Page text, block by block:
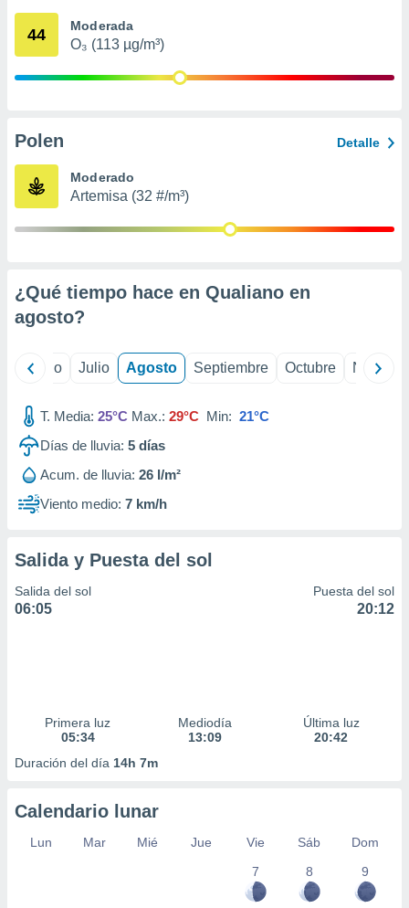
mediante
publicidad
de
44 Moderada
O₃ (113 µg/m³)
Polen Detalle
Moderado
Artemisa (32 #/m³)
¿Qué tiempo hace en Qualiano en
agosto?
Junio Julio Agosto Septiembre Octubre
T. Media: 25°C Max.: 29°C Min: 21°C
Días de lluvia: 5 días
Acum. de lluvia: 26 l/m²
Viento medio: 7 km/h
Salida y Puesta del sol
Salida del sol
06:05
Puesta del sol
20:12
Primera luz
05:34
Mediodía
13:09
Última luz
20:42
Duración del día 14h 7m
Calendario lunar
Lun Mar Mié Jue Vie Sáb
Dom
7
8 9